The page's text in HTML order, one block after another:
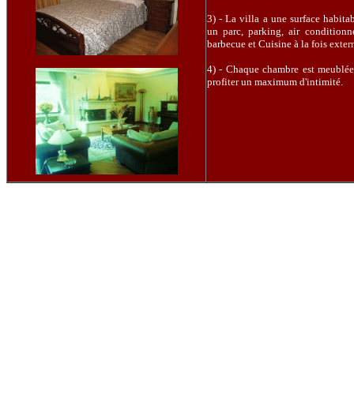
3) - La villa a une surface
un parc, parking, air
barbecue et Cuisine à la fois
4) - Chaque chambre est
profiter un maximum d'intimité.